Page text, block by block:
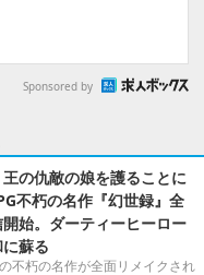
Sponsored by
の仇敵の娘を護ることに
不朽の名作『幻世録』全
始。ダーティーヒーロー
蘇る
不朽の名作が全面リメイクされ